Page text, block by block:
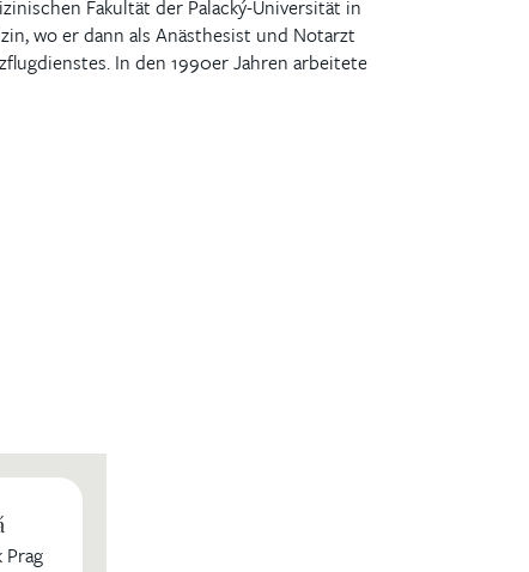
Fakultät der Palacký-Universität in
wo er dann als Anästhesist und Notarzt
In den 1990er Jahren arbeitete